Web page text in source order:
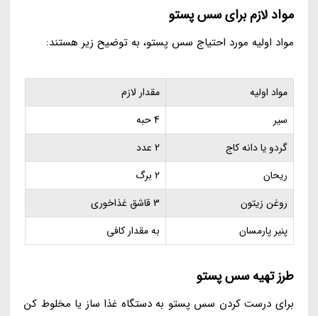
مواد لازم برای سس پستو
مواد اولیه مورد احتیاج سس پستو، به توضیح زیر هستند:
مواد اولیه
مقدار لازم
سیر
4 حبه
گردو یا دانه کاج
2 عدد
ریحان
2 برگ
روغن زیتون
3 قاشق غذاخوری
پنیر پارمسان
به مقدار کافی
طرز تهیه سس پستو
برای درست کردن سس پستو به دستگاه غذا ساز یا مخلوط کن